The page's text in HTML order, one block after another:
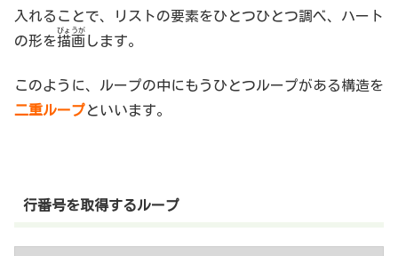
入れることで、リストの要素をひとつひとつ調べ、ハート
の形を描画
びょうが
し ます。
このように、ループの中にもうひとつループがある構造を
二重ループといいます。
行番号を取得するループ